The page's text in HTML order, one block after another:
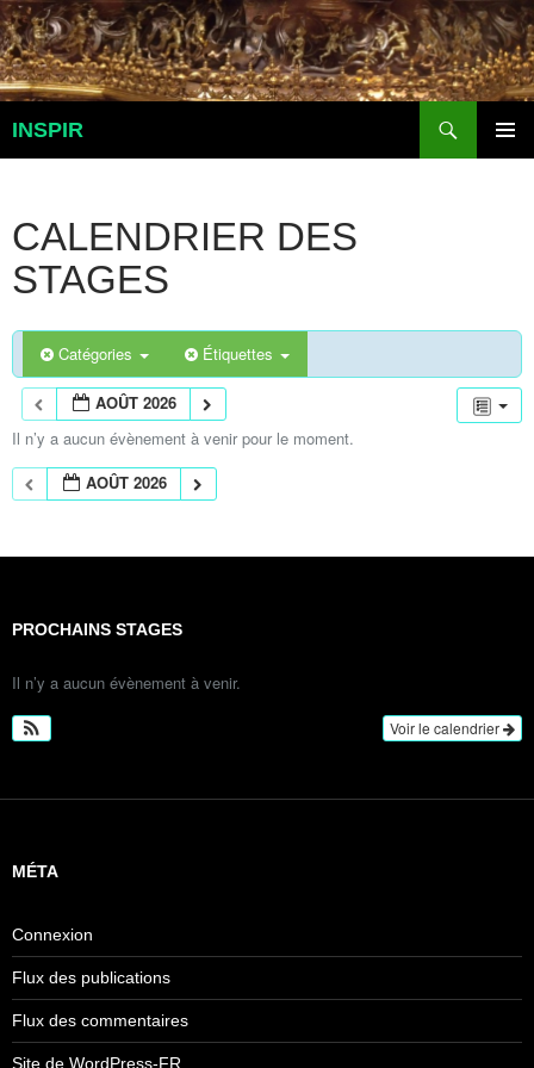
Aller
au
contenu
INSPIR
CALENDRIER DES
STAGES
Catégories Étiquettes
AOÛT 2026
Il n’y a aucun évènement à venir pour le moment.
AOÛT 2026
PROCHAINS STAGES
Il n’y a aucun évènement à venir.
Voir le calendrier
MÉTA
Connexion
Flux des publications
Flux des commentaires
Site de WordPress-FR